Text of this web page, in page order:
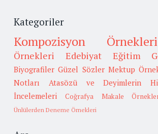
Kategoriler
Kompozisyon Örnekleri
Örnekleri
Edebiyat Eğitim
Biyografiler Güzel Sözler Mektup
Notları
Atasözü ve Deyimlerin
İncelemeleri
Coğrafya Makale
Ünlülerden Deneme Örnekleri